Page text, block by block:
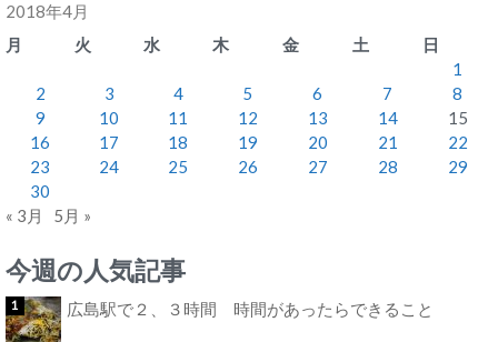
2018年4月
月
火 水 木 金 土
日
1
2
3 4 5 6 7
8
9
10 11 12 13 14
15
16
17 18 19 20 21
22
23
24 25 26 27 28
29
30
« 3月
5月 »
今週の人気記事
広島駅で２、３時間 時間があったらできること